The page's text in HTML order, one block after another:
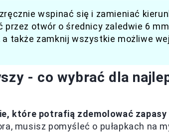
wspinać się i zamieniać
otwór o średnicy zaledwie 6
także zamknij wszystkie możliwe
- co wybrać dla
które potrafią zdemolować zapasy
musisz pomyśleć o pułapkach na